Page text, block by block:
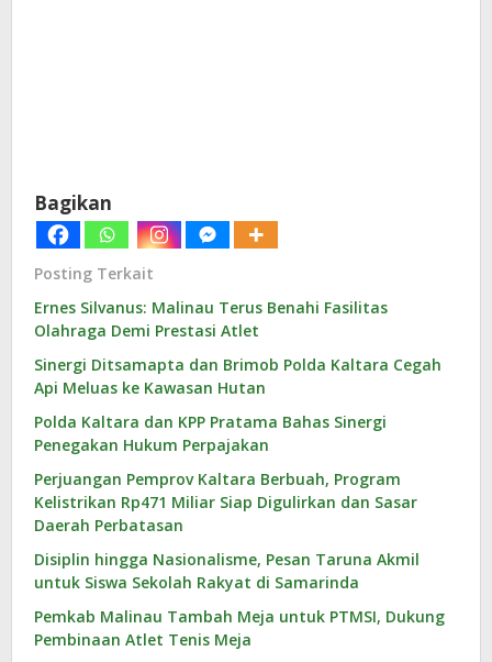
Bagikan
Posting Terkait
Ernes Silvanus: Malinau Terus Benahi Fasilitas
Olahraga Demi Prestasi Atlet
Sinergi Ditsamapta dan Brimob Polda Kaltara Cegah
Api Meluas ke Kawasan Hutan
Polda Kaltara dan KPP Pratama Bahas Sinergi
Penegakan Hukum Perpajakan
Perjuangan Pemprov Kaltara Berbuah, Program
Kelistrikan Rp471 Miliar Siap Digulirkan dan Sasar
Daerah Perbatasan
Disiplin hingga Nasionalisme, Pesan Taruna Akmil
untuk Siswa Sekolah Rakyat di Samarinda
Pemkab Malinau Tambah Meja untuk PTMSI, Dukung
Pembinaan Atlet Tenis Meja